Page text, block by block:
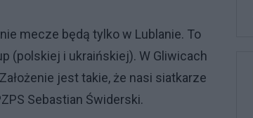
mecze będą tylko w Lublanie. To
(polskiej i ukraińskiej). W Gliwicach
jest takie, że nasi siatkarze
Sebastian Świderski.